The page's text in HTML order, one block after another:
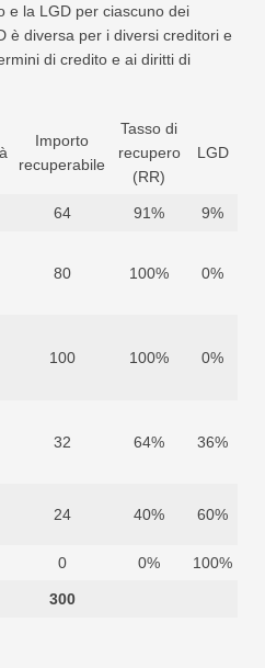
e la LGD per ciascuno dei
è diversa per i diversi creditori e
di credito e ai diritti di
Importo
recuperabile
Tasso di
recupero
(RR)
LGD
64 91% 9%
80 100% 0%
100 100% 0%
32 64% 36%
24 40% 60%
0 0% 100%
300